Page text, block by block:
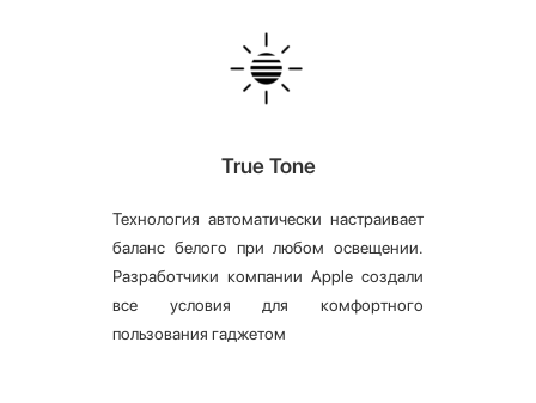
True Tone
Технология автоматически настраивает
баланс белого при любом освещении.
Разработчики компании Apple создали
все условия для комфортного
пользования гаджетом